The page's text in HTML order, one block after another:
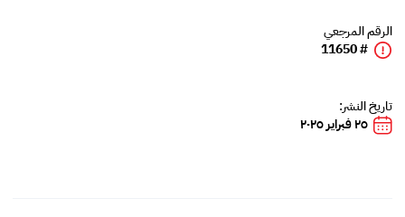
الرقم المرجعي
# 11650
تاريخ النشر:
٢٥ فبراير ٢٠٢٥